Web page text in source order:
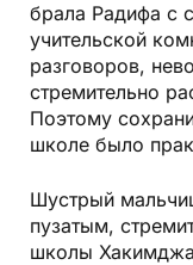
брала Радифа с
учительской
разговоров,
стремительно
Поэтому
школе было
Шустрый
пузатым,
школы